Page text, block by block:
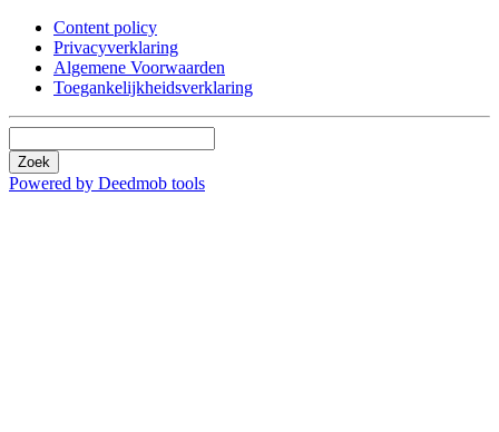
Content policy
Privacyverklaring
Algemene Voorwaarden
Toegankelijkheidsverklaring
Zoek
Powered by Deedmob tools